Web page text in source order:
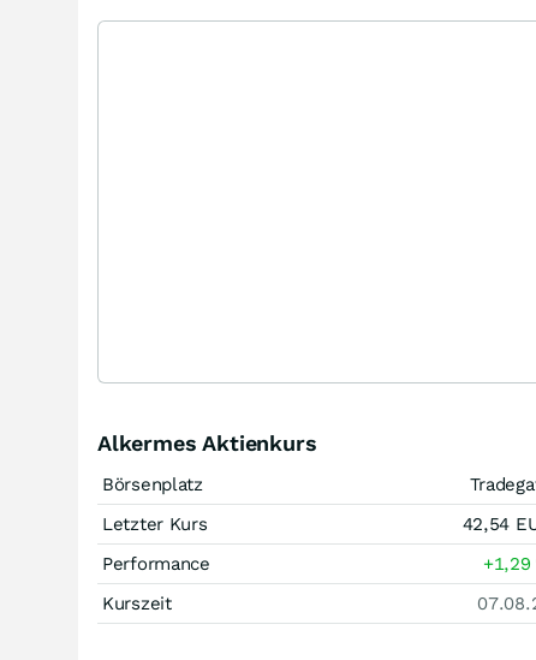
Alkermes Aktienkurs
Börsenplatz
Letzter Kurs
42,54
Performance
+1,29
Kurszeit